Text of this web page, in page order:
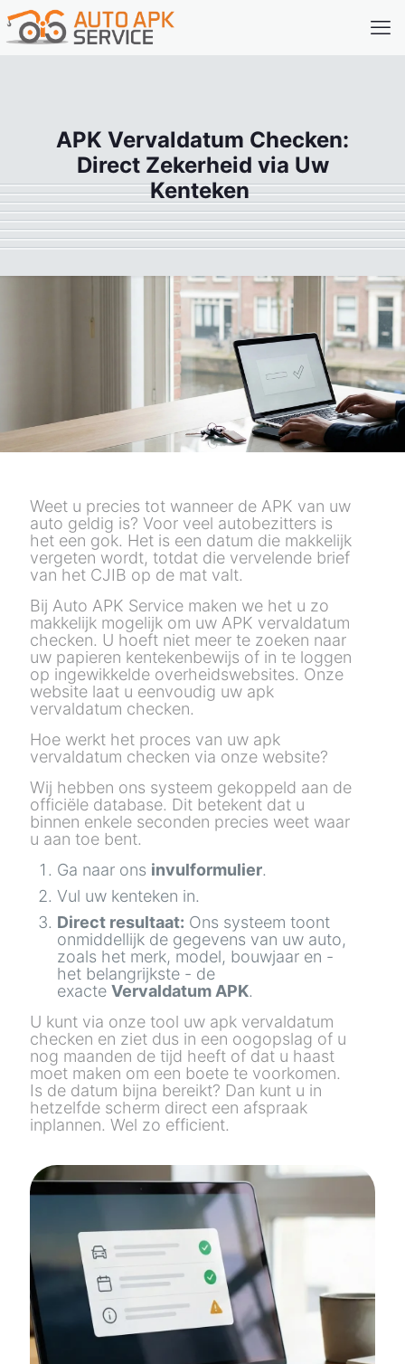
APK Vervaldatum Checken:
Direct Zekerheid via Uw
Kenteken
Weet u precies tot wanneer de APK van uw
auto geldig is? Voor veel autobezitters is
het een gok. Het is een datum die makkelijk
vergeten wordt, totdat die vervelende brief
van het CJIB op de mat valt.
Bij Auto APK Service maken we het u zo
makkelijk mogelijk om uw APK vervaldatum
checken. U hoeft niet meer te zoeken naar
uw papieren kentekenbewijs of in te loggen
op ingewikkelde overheidswebsites. Onze
website laat u eenvoudig uw apk
vervaldatum checken.
Hoe werkt het proces van uw apk
vervaldatum checken via onze website?
Wij hebben ons systeem gekoppeld aan de
officiële database. Dit betekent dat u
binnen enkele seconden precies weet waar
u aan toe bent.
Ga naar ons invulformulier.
Vul uw kenteken in.
Direct resultaat: Ons systeem toont
onmiddellijk de gegevens van uw auto,
zoals het merk, model, bouwjaar en -
het belangrijkste - de
exacte Vervaldatum APK.
U kunt via onze tool uw apk vervaldatum
checken en ziet dus in een oogopslag of u
nog maanden de tijd heeft of dat u haast
moet maken om een boete te voorkomen.
Is de datum bijna bereikt? Dan kunt u in
hetzelfde scherm direct een afspraak
inplannen. Wel zo efficient.